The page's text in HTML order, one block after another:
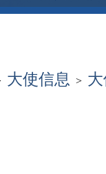
大使信息 >